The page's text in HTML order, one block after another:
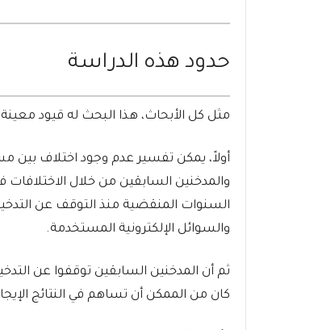
حدود هذه الدراسة
مثل كل الأبحاث، هذا البحث له قيود
أولاً، يمكن تفسير عدم وجود اختلاف بين
والمدخنين السابقين من خلال
السنوات المنقضية منذ التوقف عن
والسوائل الإلكترونية المستخدمة.
ثم أن المدخنين السابقين توقفوا عن
كان من الممكن أن تساهم في النتائج